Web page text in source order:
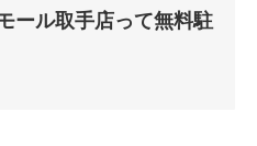
ール取手店って無料駐